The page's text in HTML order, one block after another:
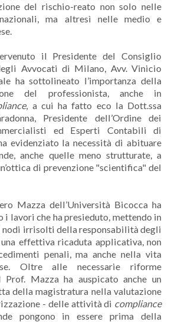
del rischio-reato non solo nelle
ma altresì nelle medio e
il Presidente del Consiglio
Avvocati di Milano, Avv. Vinicio
ha sottolineato l’importanza della
del professionista, anche in
, a cui ha fatto eco la Dott.ssa
Presidente dell’Ordine dei
ed Esperti Contabili di
evidenziato la necessità di abituare
anche quelle meno strutturate, a
di prevenzione "scientifica" del
Mazza dell’Università Bicocca ha
i lavori che ha presieduto, mettendo in
nodi irrisolti della responsabilità degli
effettiva ricaduta applicativa, non
penali, ma anche nella vita
Oltre alle necessarie riforme
Mazza ha auspicato anche un
della magistratura nella valutazione
- delle attività di compliance
pongono in essere prima della